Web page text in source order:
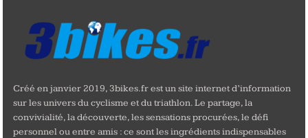
Créé en janvier 2019, 3bikes.fr est un site internet d’information
sur les univers du cyclisme et du triathlon. Le partage, la
convivialité, la découverte, les sensations procurées, le défi
personnel ou entre amis : ce sont les ingrédients indispensables